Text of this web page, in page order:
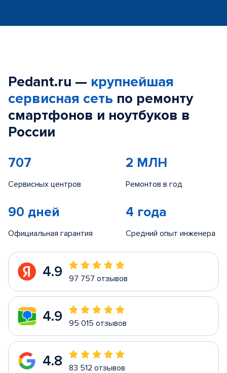
Pedant.ru — крупнейшая
сервисная сеть по ремонту
смартфонов и ноутбуков в
России
707
Сервисных центров
2 МЛН
Ремонтов в год
90 дней
Официальная гарантия
4 года
Средний опыт инженера
4.9 97 757 отзывов
4.9 95 015 отзывов
4.8 83 512 отзывов